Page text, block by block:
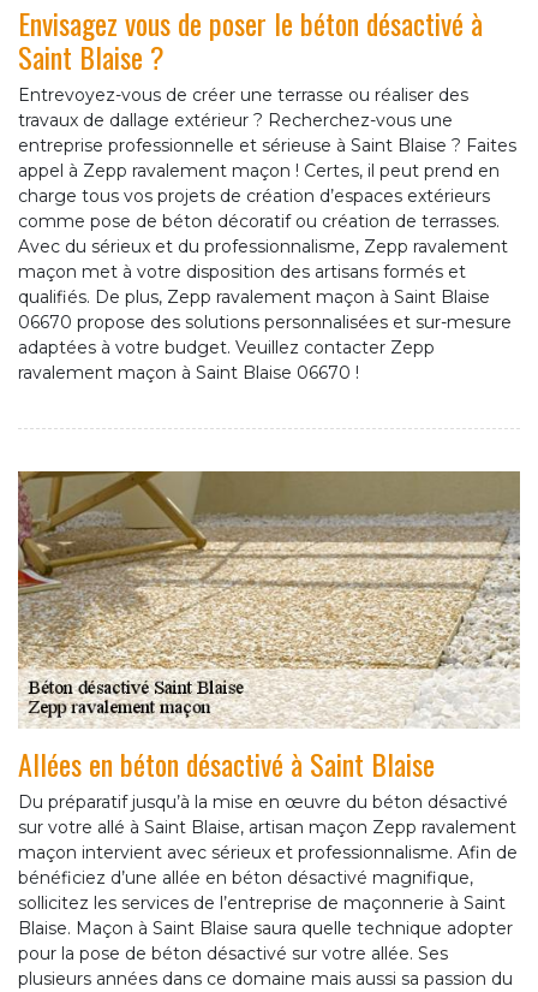
Envisagez vous de poser le béton désactivé à
Saint Blaise ?
Entrevoyez-vous de créer une terrasse ou réaliser des
travaux de dallage extérieur ? Recherchez-vous une
entreprise professionnelle et sérieuse à Saint Blaise ? Faites
appel à Zepp ravalement maçon ! Certes, il peut prend en
charge tous vos projets de création d’espaces extérieurs
comme pose de béton décoratif ou création de terrasses.
Avec du sérieux et du professionnalisme, Zepp ravalement
maçon met à votre disposition des artisans formés et
qualifiés. De plus, Zepp ravalement maçon à Saint Blaise
06670 propose des solutions personnalisées et sur-mesure
adaptées à votre budget. Veuillez contacter Zepp
ravalement maçon à Saint Blaise 06670 !
Allées en béton désactivé à Saint Blaise
Du préparatif jusqu’à la mise en œuvre du béton désactivé
sur votre allé à Saint Blaise, artisan maçon Zepp ravalement
maçon intervient avec sérieux et professionnalisme. Afin de
bénéficiez d’une allée en béton désactivé magnifique,
sollicitez les services de l’entreprise de maçonnerie à Saint
Blaise. Maçon à Saint Blaise saura quelle technique adopter
pour la pose de béton désactivé sur votre allée. Ses
plusieurs années dans ce domaine mais aussi sa passion du